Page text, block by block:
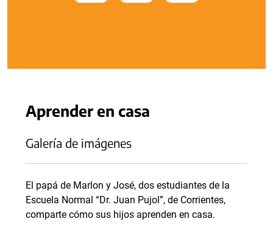
Aprender en casa
Galería de imágenes
El papá de Marlon y José, dos estudiantes de la
Escuela Normal “Dr. Juan Pujol”, de Corrientes,
comparte cómo sus hijos aprenden en casa.